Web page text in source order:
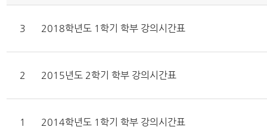
3 2018학년도 1학기 학부 강의시간표
2 2015년도 2학기 학부 강의시간표
1 2014학년도 1학기 학부 강의시간표